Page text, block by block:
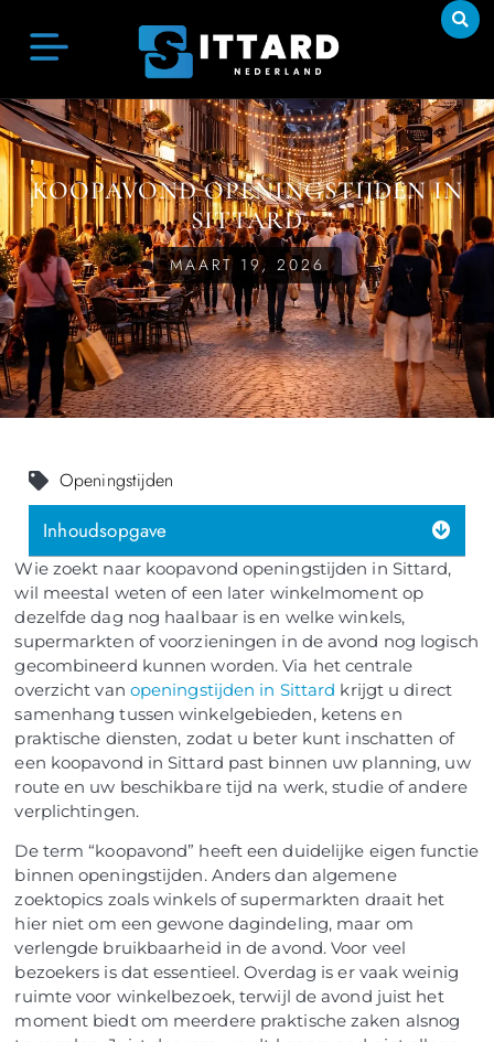
KOOPAVOND OPENINGSTIJDEN IN
SITTARD
MAART 19, 2026
Wie zoekt naar koopavond openingstijden in Sittard,
wil meestal weten of een later winkelmoment op
dezelfde dag nog haalbaar is en welke winkels,
supermarkten of voorzieningen in de avond nog logisch
gecombineerd kunnen worden. Via het centrale
overzicht van openingstijden in Sittard krijgt u direct
samenhang tussen winkelgebieden, ketens en
praktische diensten, zodat u beter kunt inschatten of
een koopavond in Sittard past binnen uw planning, uw
route en uw beschikbare tijd na werk, studie of andere
verplichtingen.
De term “koopavond” heeft een duidelijke eigen functie
binnen openingstijden. Anders dan algemene
zoektopics zoals winkels of supermarkten draait het
hier niet om een gewone dagindeling, maar om
verlengde bruikbaarheid in de avond. Voor veel
bezoekers is dat essentieel. Overdag is er vaak weinig
ruimte voor winkelbezoek, terwijl de avond juist het
moment biedt om meerdere praktische zaken alsnog
Openingstijden
Inhoudsopgave